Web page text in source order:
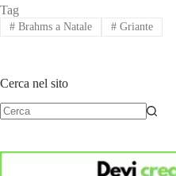
Tag
#Brahms a Natale #Griante
Cerca nel sito